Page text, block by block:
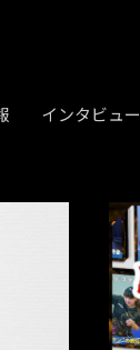
インタビュー